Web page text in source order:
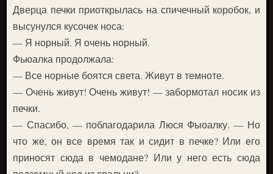
Дверца печки приоткрылась на спичечный коробок, и
высунулся кусочек носа:
— Я норный. Я очень норный.
Фьюалка продолжала:
— Все норные боятся света. Живут в темноте.
— Очень живут! Очень живут! — забормотал носик из
печки.
— Спасибо, — поблагодарила Люся Фыоалку. — Но
что же, он все время так и сидит в печке? Или его
приносят сюда в чемодане? Или у него есть сюда